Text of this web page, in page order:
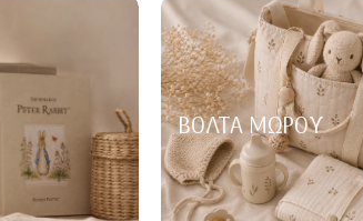
ΒΌΛΤΑ ΜΩΡΟΎ